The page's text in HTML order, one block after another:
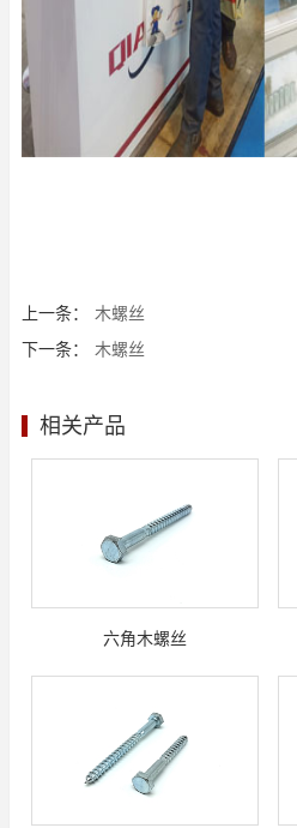
上一条：
木螺丝
下一条：
木螺丝
相关产品
六角木螺丝